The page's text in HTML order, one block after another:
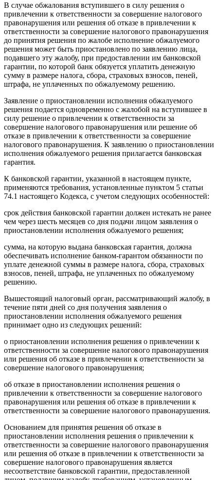
В случае обжалования вступившего в силу решения о
привлечении к ответственности за совершение налогового
правонарушения или решения об отказе в привлечении к
ответственности за совершение налогового правонарушения
до принятия решения по жалобе исполнение обжалуемого
решения может быть приостановлено по заявлению лица,
подавшего эту жалобу, при предоставлении им банковской
гарантии, по которой банк обязуется уплатить денежную
сумму в размере налога, сбора, страховых взносов, пеней,
штрафа, не уплаченных по обжалуемому решению.
Заявление о приостановлении исполнения обжалуемого
решения подается одновременно с жалобой на вступившее в
силу решение о привлечении к ответственности за
совершение налогового правонарушения или решение об
отказе в привлечении к ответственности за совершение
налогового правонарушения. К заявлению о приостановлении
исполнения обжалуемого решения прилагается банковская
гарантия.
К банковской гарантии, указанной в настоящем пункте,
применяются требования, установленные пунктом 5 статьи
74.1 настоящего Кодекса, с учетом следующих особенностей:
срок действия банковской гарантии должен истекать не ранее
чем через шесть месяцев со дня подачи лицом заявления о
приостановлении исполнения обжалуемого решения;
сумма, на которую выдана банковская гарантия, должна
обеспечивать исполнение банком-гарантом обязанности по
уплате денежной суммы в размере налога, сбора, страховых
взносов, пеней, штрафа, не уплаченных по обжалуемому
решению.
Вышестоящий налоговый орган, рассматривающий жалобу, в
течение пяти дней со дня получения заявления о
приостановлении исполнения обжалуемого решения
принимает одно из следующих решений:
о приостановлении исполнения решения о привлечении к
ответственности за совершение налогового правонарушения
или решения об отказе в привлечении к ответственности за
совершение налогового правонарушения;
об отказе в приостановлении исполнения решения о
привлечении к ответственности за совершение налогового
правонарушения или решения об отказе в привлечении к
ответственности за совершение налогового правонарушения.
Основанием для принятия решения об отказе в
приостановлении исполнения решения о привлечении к
ответственности за совершение налогового правонарушения
или решения об отказе в привлечении к ответственности за
совершение налогового правонарушения является
несоответствие банковской гарантии, предоставленной